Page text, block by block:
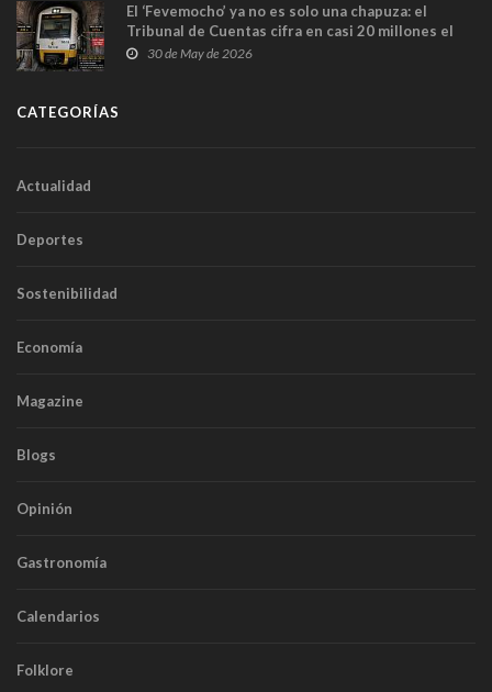
El ‘Fevemocho’ ya no es solo una chapuza: el
Tribunal de Cuentas cifra en casi 20 millones el
sobrecoste de los trenes que no cabían por los
30 de May de 2026
CATEGORÍAS
Actualidad
Deportes
Sostenibilidad
Economía
Magazine
Blogs
Opinión
Gastronomía
Calendarios
Folklore